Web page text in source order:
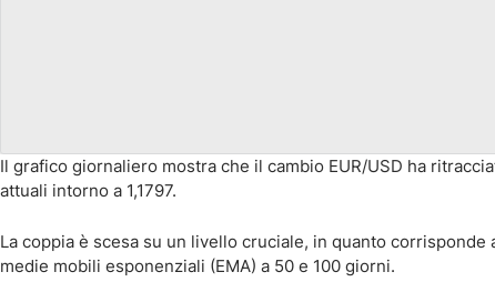
Il grafico giornaliero mostra che il cambio EUR/USD ha
attuali intorno a 1,1797.
La coppia è scesa su un livello cruciale, in quanto
medie mobili esponenziali (EMA) a 50 e 100 giorni.